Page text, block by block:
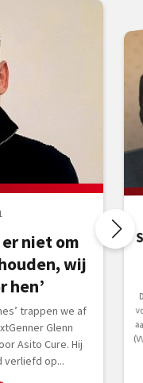
niet om
wij
hen’
trappen we af
Glenn
Asito Cure. Hij
verliefd op...